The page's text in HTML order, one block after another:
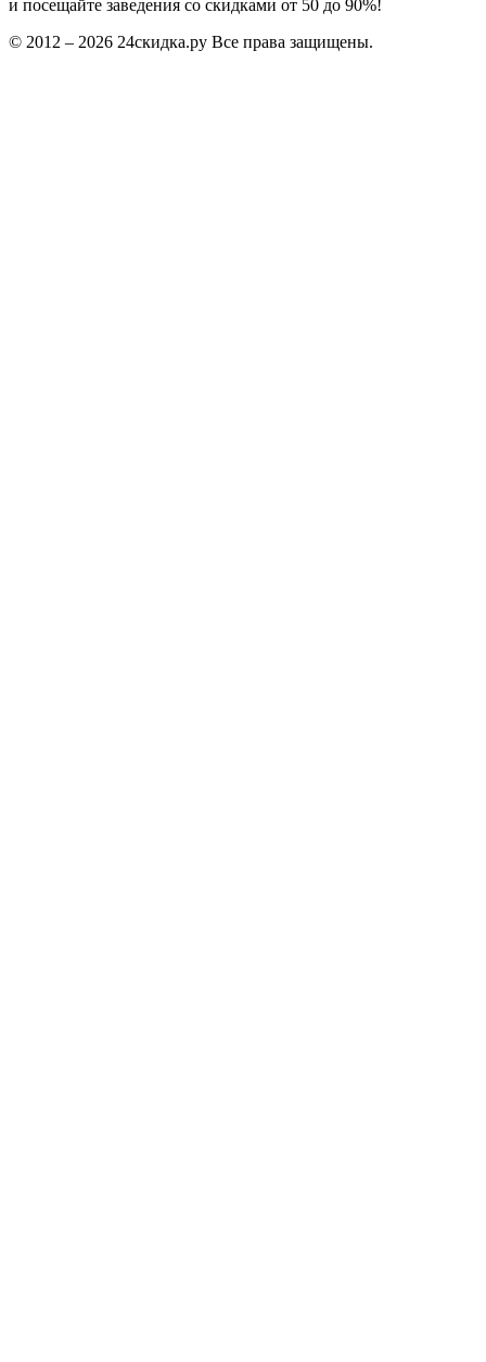
и посещайте заведения со скидками от 50 до 90%!
© 2012 – 2026 24скидка.ру Все права защищены.